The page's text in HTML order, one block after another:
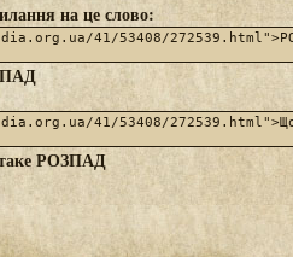
на це слово:
РОЗПАД